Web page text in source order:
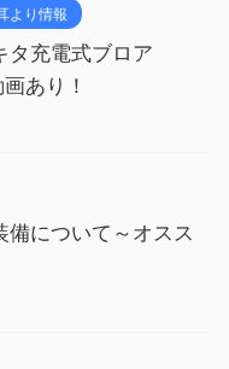
より情報
タ充電式ブロア
あり！
について～オスス